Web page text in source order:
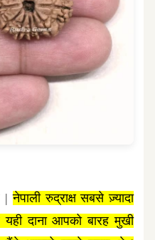
|नेपाली रुद्राक्ष सबसे ज़्यादा
दाना आपको बारह मुखी